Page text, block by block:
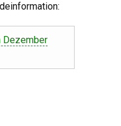
Dezember